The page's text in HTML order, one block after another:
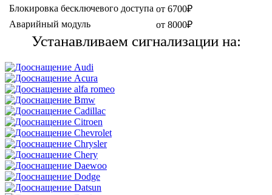
Блокировка бесключевого доступа от 6700₽
Аварийный модуль
от 8000₽
Устанавливаем сигнализации на: